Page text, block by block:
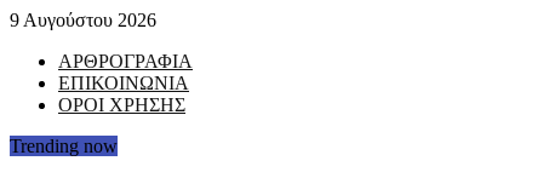
9 Αυγούστου 2026
ΑΡΘΡΟΓΡΑΦΙΑ
ΕΠΙΚΟΙΝΩΝΙΑ
ΟΡΟΙ ΧΡΗΣΗΣ
Trending now